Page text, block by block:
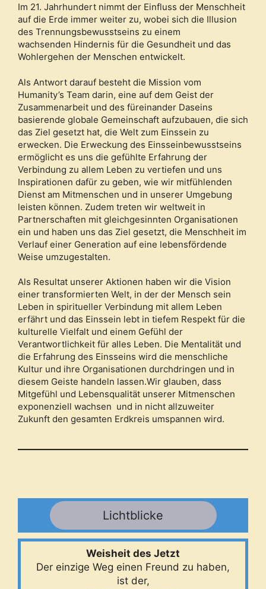
Im 21. Jahrhundert nimmt der Einfluss der Menschheit
auf die Erde immer weiter zu, wobei sich die Illusion
des Trennungsbewusstseins zu einem
wachsenden Hindernis für die Gesundheit und das
Wohlergehen der Menschen entwickelt.
Als Antwort darauf besteht die Mission vom
Humanity’s Team darin, eine auf dem Geist der
Zusammenarbeit und des füreinander Daseins
basierende globale Gemeinschaft aufzubauen, die sich
das Ziel gesetzt hat, die Welt zum Einssein zu
erwecken. Die Erweckung des Einsseinbewusstseins
ermöglicht es uns die gefühlte Erfahrung der
Verbindung zu allem Leben zu vertiefen und uns
Inspirationen dafür zu geben, wie wir mitfühlenden
Dienst am Mitmenschen und in unserer Umgebung
leisten können. Zudem treten wir weltweit in
Partnerschaften mit gleichgesinnten Organisationen
ein und haben uns das Ziel gesetzt, die Menschheit im
Verlauf einer Generation auf eine lebensfördende
Weise umzugestalten.
Als Resultat unserer Aktionen haben wir die Vision
einer transformierten Welt, in der der Mensch sein
Leben in spiritueller Verbindung mit allem Leben
erfährt und das Einssein lebt in tiefem Respekt für die
kulturelle Vielfalt und einem Gefühl der
Verantwortlichkeit für alles Leben. Die Mentalität und
die Erfahrung des Einsseins wird die menschliche
Kultur und ihre Organisationen durchdringen und in
diesem Geiste handeln lassen.Wir glauben, dass
Mitgefühl und Lebensqualität unserer Mitmenschen
exponenziell wachsen und in nicht allzuweiter
Zukunft den gesamten Erdkreis umspannen wird.
Lichtblicke
Weisheit des Jetzt
Der einzige Weg einen Freund zu haben,
ist der,